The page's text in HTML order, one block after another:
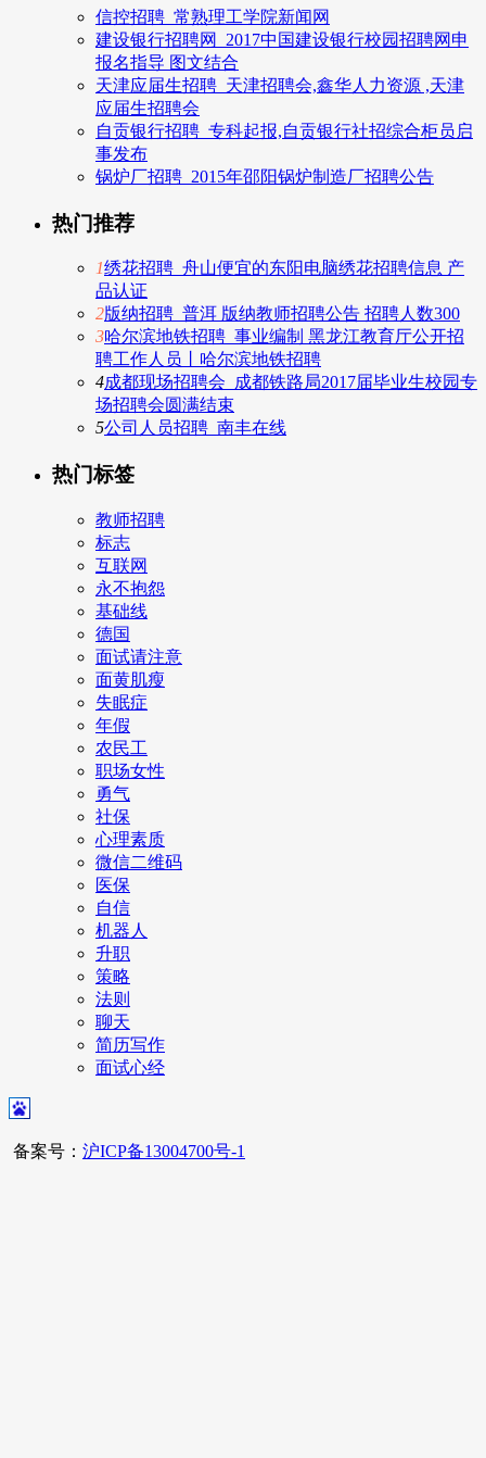
信控招聘_常熟理工学院新闻网
建设银行招聘网_2017中国建设银行校园招聘网申
报名指导 图文结合
天津应届生招聘_天津招聘会,鑫华人力资源 ,天津
应届生招聘会
自贡银行招聘_专科起报,自贡银行社招综合柜员启
事发布
锅炉厂招聘_2015年邵阳锅炉制造厂招聘公告
热门推荐
1绣花招聘_舟山便宜的东阳电脑绣花招聘信息 产
品认证
2版纳招聘_普洱 版纳教师招聘公告 招聘人数300
3哈尔滨地铁招聘_事业编制 黑龙江教育厅公开招
聘工作人员丨哈尔滨地铁招聘
4成都现场招聘会_成都铁路局2017届毕业生校园专
场招聘会圆满结束
5公司人员招聘_南丰在线
热门标签
教师招聘
标志
互联网
永不抱怨
基础线
德国
面试请注意
面黄肌瘦
失眠症
年假
农民工
职场女性
勇气
社保
心理素质
微信二维码
医保
自信
机器人
升职
策略
法则
聊天
简历写作
面试心经
备案号： 沪ICP备13004700号-1